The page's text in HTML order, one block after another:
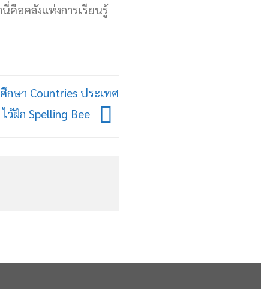
คือคลังแห่งการเรียนรู้
ษา Countries ประเทศ
ว้ฝึก Spelling Bee